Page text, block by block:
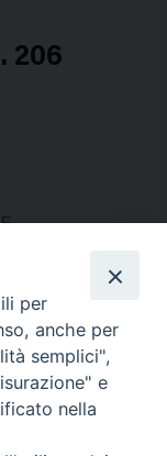
206
della
per
anche per
semplici",
e
nella